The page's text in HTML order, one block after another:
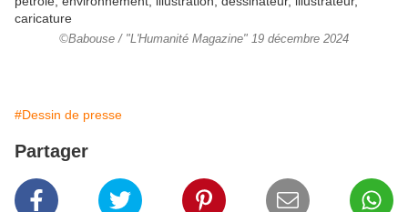
©Babouse / "L'Humanité Magazine" 19 décembre 2024
#Dessin de presse
Partager